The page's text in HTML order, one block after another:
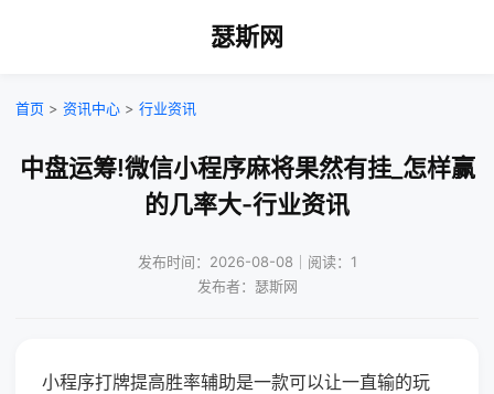
瑟斯网
首页 > 资讯中心 > 行业资讯
中盘运筹!微信小程序麻将果然有挂_怎样赢
的几率大-行业资讯
发布时间：2026-08-08｜阅读：1
发布者：瑟斯网
小程序打牌提高胜率辅助是一款可以让一直输的玩